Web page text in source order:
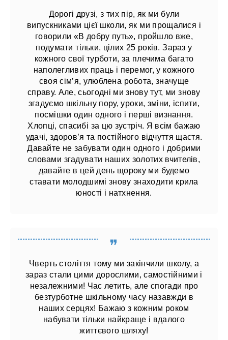
Дорогі друзі, з тих пір, як ми були
випускниками цієї школи, як ми прощалися і
говорили «В добру путь», пройшло вже,
подумати тільки, цілих 25 років. Зараз у
кожного свої турботи, за плечима багато
наполегливих праць і перемог, у кожного
своя сім’я, улюблена робота, значуще
справу. Але, сьогодні ми знову тут, ми знову
згадуємо шкільну пору, уроки, зміни, іспити,
посмішки один одного і перші визнання.
Хлопці, спасибі за цю зустріч. Я всім бажаю
удачі, здоров’я та постійного відчуття щастя.
Давайте не забувати один одного і добрими
словами згадувати наших золотих вчителів,
давайте в цей день щороку ми будемо
ставати молодшимі знову знаходити крила
юності і натхнення.
Чверть століття тому ми закінчили школу, а
зараз стали цими дорослими, самостійними і
незалежними! Час летить, але спогади про
безтурботне шкільному часу назавжди в
наших серцях! Бажаю з кожним роком
набувати тільки найкраще і вдалого
життєвого шляху!